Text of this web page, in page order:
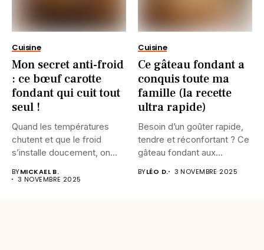
Cuisine
Mon secret anti-froid
: ce bœuf carotte
fondant qui cuit tout
seul !
Quand les températures
chutent et que le froid
s’installe doucement, on
BYMICKAEL B.
3 NOVEMBRE 2025
Cuisine
Ce gâteau fondant a
conquis toute ma
famille (la recette
ultra rapide)
Besoin d’un goûter rapide,
tendre et réconfortant ? Ce
gâteau fondant aux...
BYLÉO D. 3 NOVEMBRE 2025